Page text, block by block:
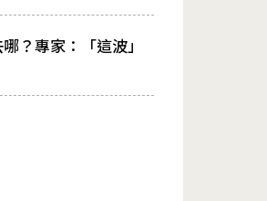
？專家：「這波」